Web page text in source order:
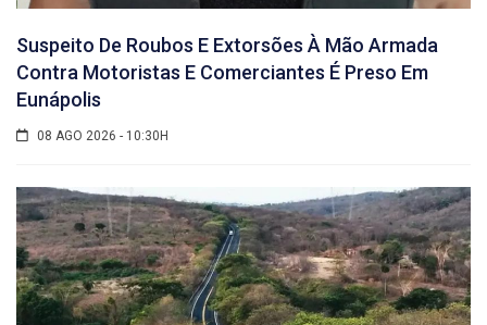
Suspeito De Roubos E Extorsões À Mão Armada
Contra Motoristas E Comerciantes É Preso Em
Eunápolis
08 AGO 2026 - 10:30H